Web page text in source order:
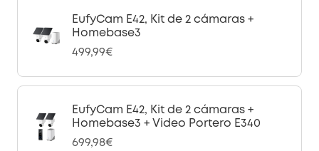
EufyCam E42, Kit de 2 cámaras +
Homebase3
499,99€
EufyCam E42, Kit de 2 cámaras +
Homebase3 + Video Portero E340
699,98€